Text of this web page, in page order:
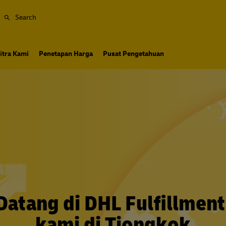
Search
Kami Penetapan Harga Pusat Pengetahuan
di DHL